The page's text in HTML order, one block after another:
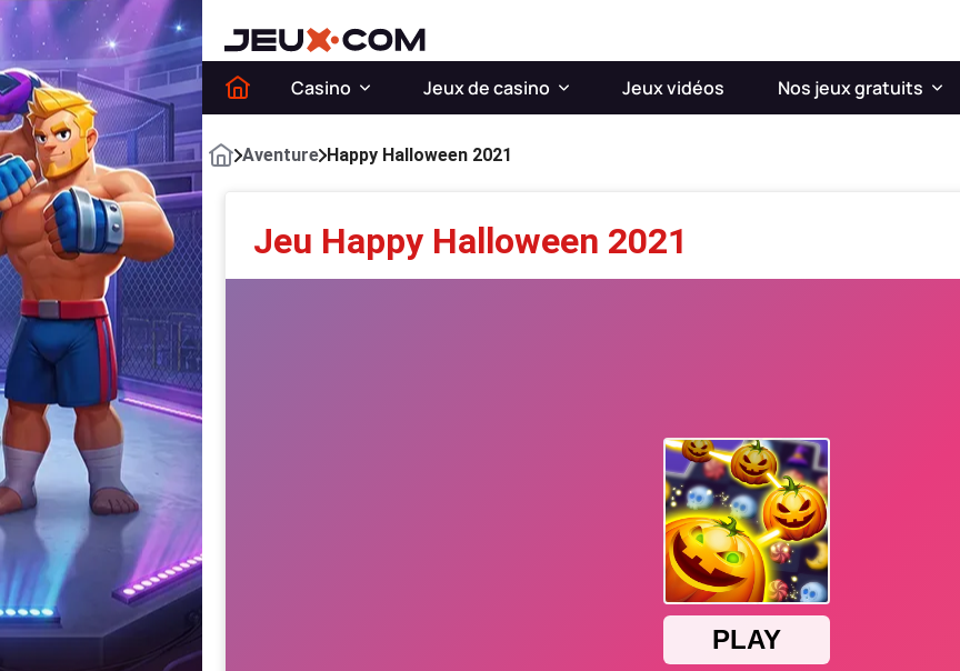
Casino Jeux de casino Jeux vidéos Nos jeux gratuits
Aventure Happy Halloween 2021
Jeu Happy Halloween 2021